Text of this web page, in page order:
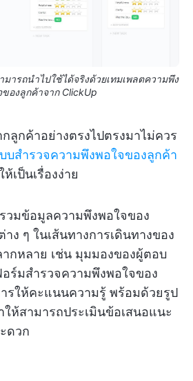
ารถนำไปใช้ได้จริงด้วยเทมเพลตความพึง
ของลูกค้าจาก ClickUp
ลูกค้าอย่างตรงไปตรงมาไม่ควร
บสำรวจความพึงพอใจของลูกค้า
เป็นเรื่องง่าย
วมข้อมูลความพึงพอใจของ
ง ๆ ในเส้นทางการเดินทางของ
กหลาย เช่น มุมมองของผู้ตอบ
ร์มสำรวจความพึงพอใจของ
รให้คะแนนความรู้ พร้อมด้วยรูป
ห้สามารถประเมินข้อเสนอแนะ
ดวก